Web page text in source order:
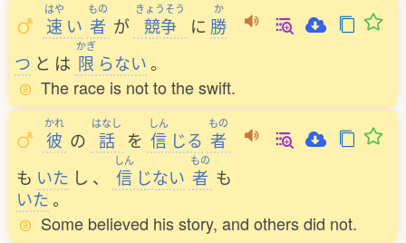
はや
速 い
もの
者 が
きょうそう
競争 に
か
勝
つ と は
かぎ
限 らない。
The race is not to the swift.
かれ
彼 の
はなし
話 を
しん
信 じる
もの
者
も いた し 、
しん
信 じない
もの
者 も
いた。
Some believed his story, and others did not.